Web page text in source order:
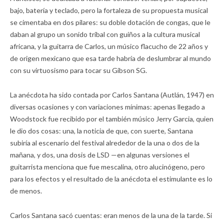
bajo, batería y teclado, pero la fortaleza de su propuesta musical
se cimentaba en dos pilares: su doble dotación de congas, que le
daban al grupo un sonido tribal con guiños a la cultura musical
africana, y la guitarra de Carlos, un músico flacucho de 22 años y
de origen mexicano que esa tarde habría de deslumbrar al mundo
con su virtuosismo para tocar su Gibson SG.
La anécdota ha sido contada por Carlos Santana (Autlán, 1947) en
diversas ocasiones y con variaciones mínimas: apenas llegado a
Woodstock fue recibido por el también músico Jerry Garcia, quien
le dio dos cosas: una, la noticia de que, con suerte, Santana
subiría al escenario del festival alrededor de la una o dos de la
mañana, y dos, una dosis de LSD —en algunas versiones el
guitarrista menciona que fue mescalina, otro alucinógeno, pero
para los efectos y el resultado de la anécdota el estimulante es lo
de menos.
Carlos Santana sacó cuentas: eran menos de la una de la tarde. Si